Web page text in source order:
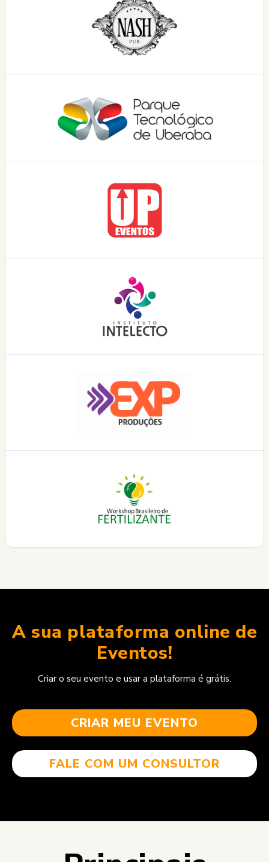
A sua plataforma online de
Eventos!
Criar o seu evento e usar a plataforma é grátis.
CRIAR MEU EVENTO
FALE COM UM CONSULTOR